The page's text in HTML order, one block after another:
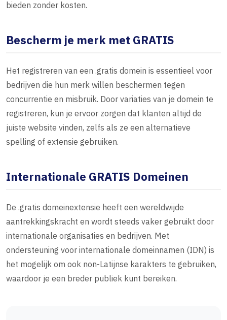
bieden zonder kosten.
Bescherm je merk met GRATIS
Het registreren van een .gratis domein is essentieel voor
bedrijven die hun merk willen beschermen tegen
concurrentie en misbruik. Door variaties van je domein te
registreren, kun je ervoor zorgen dat klanten altijd de
juiste website vinden, zelfs als ze een alternatieve
spelling of extensie gebruiken.
Internationale GRATIS Domeinen
De .gratis domeinextensie heeft een wereldwijde
aantrekkingskracht en wordt steeds vaker gebruikt door
internationale organisaties en bedrijven. Met
ondersteuning voor internationale domeinnamen (IDN) is
het mogelijk om ook non-Latijnse karakters te gebruiken,
waardoor je een breder publiek kunt bereiken.